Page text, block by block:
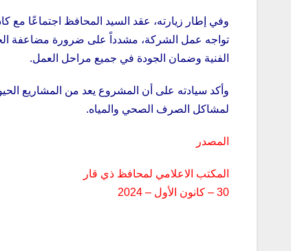
وفي إطار زيارته، عقد السيد المحافظ اجتماعًا مع
تواجه عمل الشركة، مشدداً على ضرورة مضاعفة
الفنية وضمان الجودة في جميع مراحل العمل.
وأكد سيادته على أن المشروع يعد من المشاريع
لمشاكل الصرف الصحي والمياه.
المصدر
المكتب الاعلامي لمحافظ ذي قار
30 – كانون الأول – 2024